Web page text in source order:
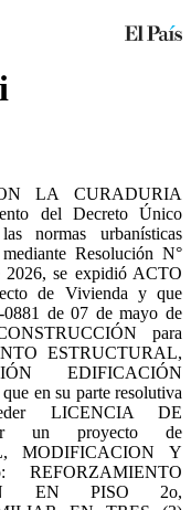
LA CURADURIA
del Decreto Único
normas urbanísticas
Resolución N°
2026, se expidió ACTO
de Vivienda y que
0881 de 07 de mayo de
para
ESTRUCTURAL,
EDIFICACIÓN
en su parte resolutiva
LICENCIA DE
un proyecto de
MODIFICACION Y
EN PISO 2o,